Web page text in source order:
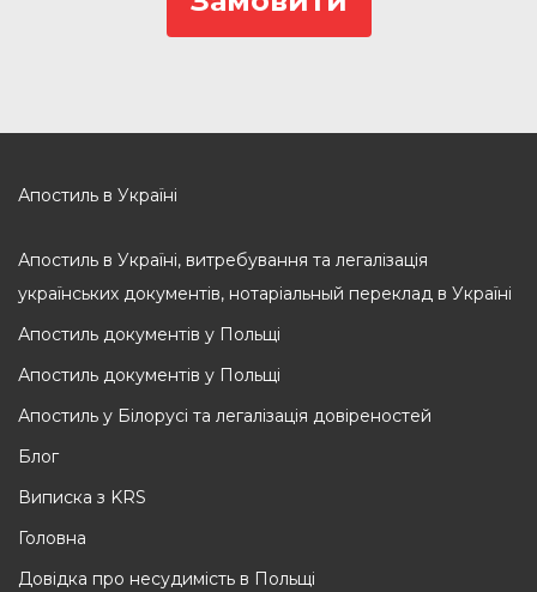
Апостиль в Україні
Апостиль в Україні, витребування та легалізація
українських документів, нотаріальный переклад в Україні
Апостиль документiв у Польщі
Апостиль документiв у Польщі
Апостиль у Білорусі та легалізація довіреностей
Блог
Виписка з KRS
Головна
Довідка про несудимість в Польщі